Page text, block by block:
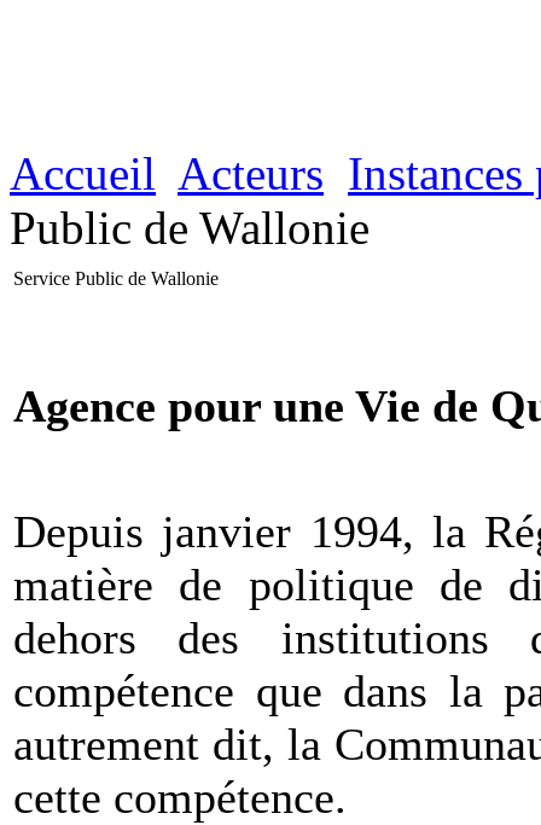
Accueil Acteurs
Public de Wallonie
Service Public de Wallonie
Agence pour une Vie de
Depuis janvier 1994, la
matière de politique de
dehors des institutions
compétence que dans la
autrement dit, la
cette compétence.